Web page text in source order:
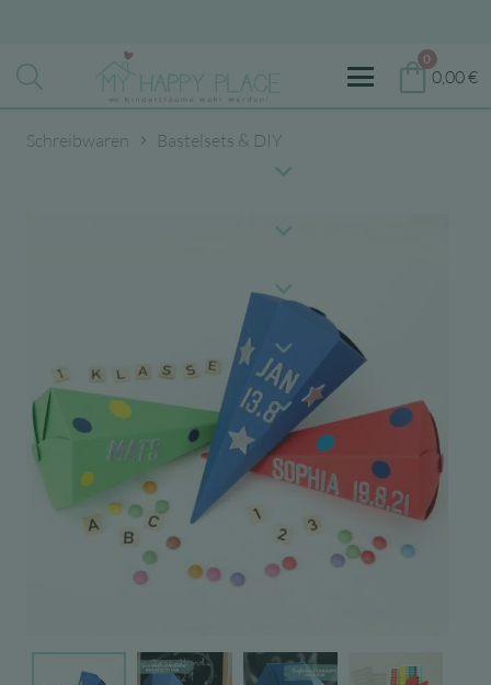
0
0,00€
Schreibwaren Bastelsets & DIY